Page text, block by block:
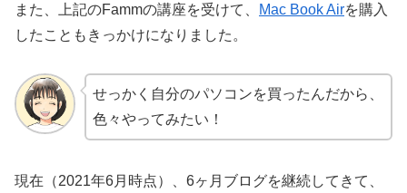
また、上記のFammの講座を受けて、 Mac Book Airを購入
したこともきっかけになりました。
せっかく自分のパソコンを買ったんだから、
色々やってみたい！
現在（2021年6月時点）、6ヶ月ブログを継続してきて、